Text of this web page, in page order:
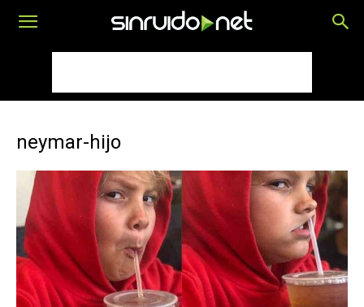
neymar-hijo